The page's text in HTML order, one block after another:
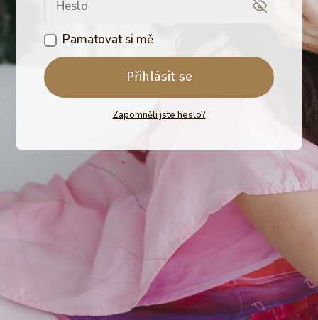
Pamatovat si mě
Přihlásit se
Zapomněli jste heslo?